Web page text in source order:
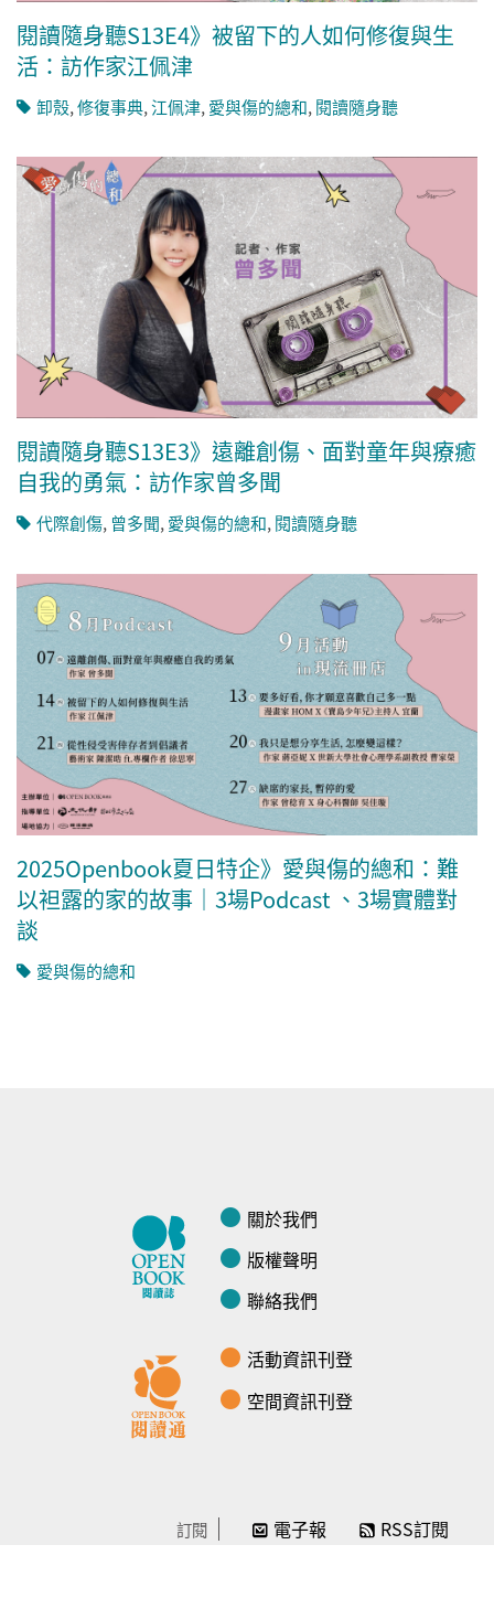
閱讀隨身聽S13E4》被留下的人如何修復與生
活：訪作家江佩津
卸殼,修復事典,江佩津, 愛與傷的總和, 閱讀隨身聽
閱讀隨身聽S13E3》遠離創傷、面對童年與療癒
自我的勇氣：訪作家曾多聞
代際創傷, 曾多聞,愛與傷的總和,閱讀隨身聽
2025Openbook夏日特企》愛與傷的總和：難
以袒露的家的故事｜3場Podcast 、3場實體對
談
愛與傷的總和
關於我們
版權聲明
聯絡我們
活動資訊刊登
空間資訊刊登
訂閱 電子報 RSS訂閱